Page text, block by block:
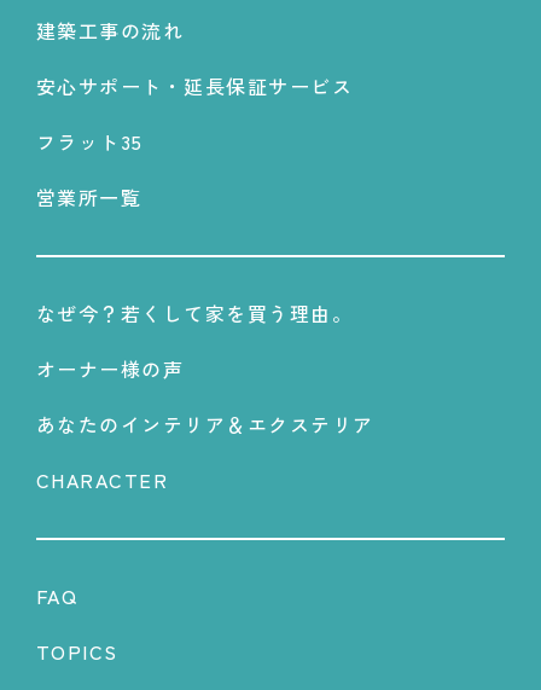
建築工事の流れ
安心サポート・延長保証サービス
フラット35
営業所一覧
なぜ今？若くして家を買う理由。
オーナー様の声
あなたのインテリア＆エクステリア
CHARACTER
FAQ
TOPICS